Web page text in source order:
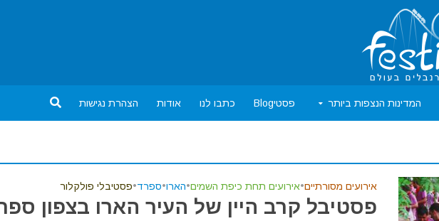
המדינות הנצפות ביותר פסטיBlog כתבו לנו אודות הצהרת נגישות
אירועים מסורתיים•אירועים תחת כיפת השמים•הארו•ספרד•פסטיבלי פולקלור
פסטיבל קרב היין של העיר הארו בצפון